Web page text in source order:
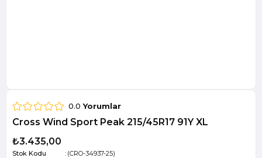
0.0 Yorumlar
Cross Wind Sport Peak 215/45R17 91Y XL
₺3.435,00
Stok Kodu
(CRO-34937-25)